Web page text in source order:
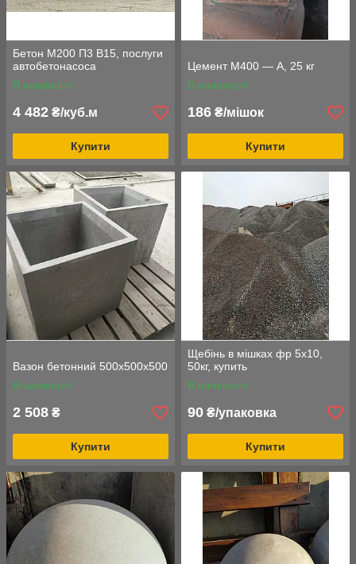
Бетон М200 П3 В15, послуги
автобетонасоса
В наявності
4 482 ₴/куб.м
Купити
Цемент М400 — А, 25 кг
В наявності
186 ₴/мішок
Купити
Вазон бетонний 500х500х500
В наявності
2 508 ₴
Купити
Щебінь в мішках фр 5х10,
50кг, купить
В наявності
90 ₴/упаковка
Купити